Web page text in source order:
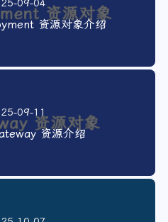
09-04
资源对象介绍
09-11
资源介绍